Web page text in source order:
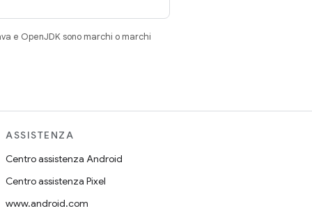
e OpenJDK sono marchi o marchi
ASSISTENZA
Centro assistenza Android
Centro assistenza Pixel
www.android.com